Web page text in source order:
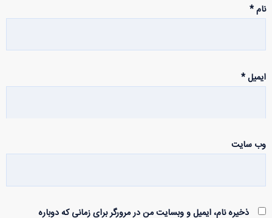
نام*
ایمیل*
وب‌ سایت
ذخیره نام، ایمیل و وبسایت من در مرورگر برای زمانی که دوباره